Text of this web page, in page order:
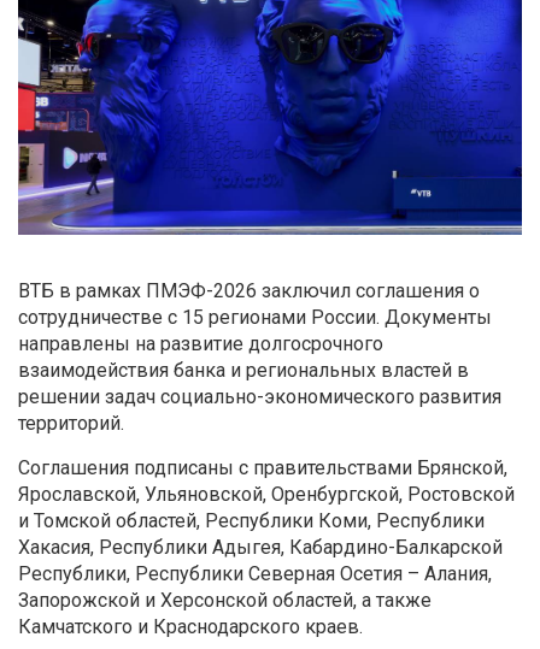
ВТБ в рамках ПМЭФ-2026 заключил соглашения о
сотрудничестве с 15 регионами России. Документы
направлены на развитие долгосрочного
взаимодействия банка и региональных властей в
решении задач социально-экономического развития
территорий.
Соглашения подписаны с правительствами Брянской,
Ярославской, Ульяновской, Оренбургской, Ростовской
и Томской областей, Республики Коми, Республики
Хакасия, Республики Адыгея, Кабардино-Балкарской
Республики, Республики Северная Осетия – Алания,
Запорожской и Херсонской областей, а также
Камчатского и Краснодарского краев.